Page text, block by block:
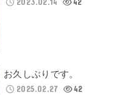
お久しぶりです。
2025.02.27
42